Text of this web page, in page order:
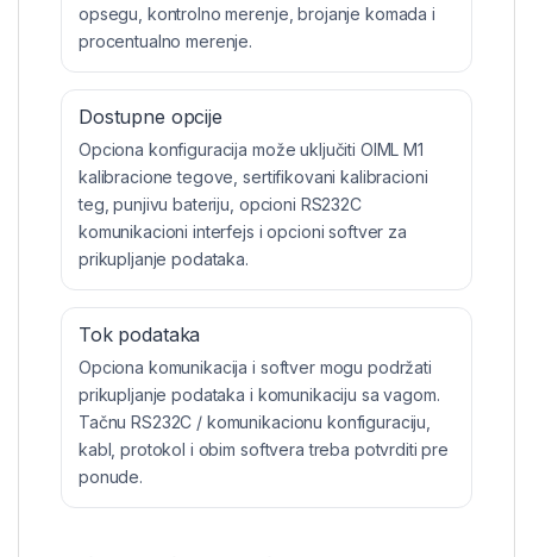
opsegu, kontrolno merenje, brojanje komada i
procentualno merenje.
Dostupne opcije
Opciona konfiguracija može uključiti OIML M1
kalibracione tegove, sertifikovani kalibracioni
teg, punjivu bateriju, opcioni RS232C
komunikacioni interfejs i opcioni softver za
prikupljanje podataka.
Tok podataka
Opciona komunikacija i softver mogu podržati
prikupljanje podataka i komunikaciju sa vagom.
Tačnu RS232C / komunikacionu konfiguraciju,
kabl, protokol i obim softvera treba potvrditi pre
ponude.